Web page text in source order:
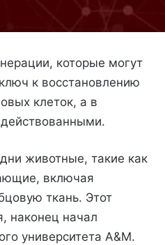
которые могут
к восстановлению
клеток, а в
животные, такие как
включая
ткань. Этот
наконец начал
университета A&M.